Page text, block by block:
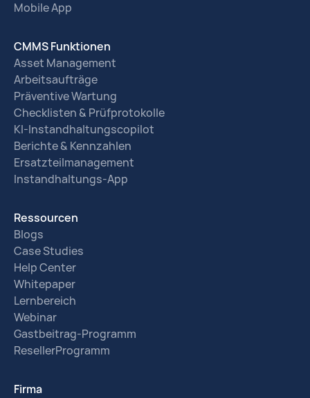
Mobile App
CMMS Funktionen
Asset Management
Arbeitsaufträge
Präventive Wartung
Checklisten & Prüfprotokolle
KI-Instandhaltungscopilot
Berichte & Kennzahlen
Ersatzteilmanagement
Instandhaltungs-App
Ressourcen
Blogs
Case Studies
Help Center
Whitepaper
Lernbereich
Webinar
Gastbeitrag-Programm
ResellerProgramm
Firma